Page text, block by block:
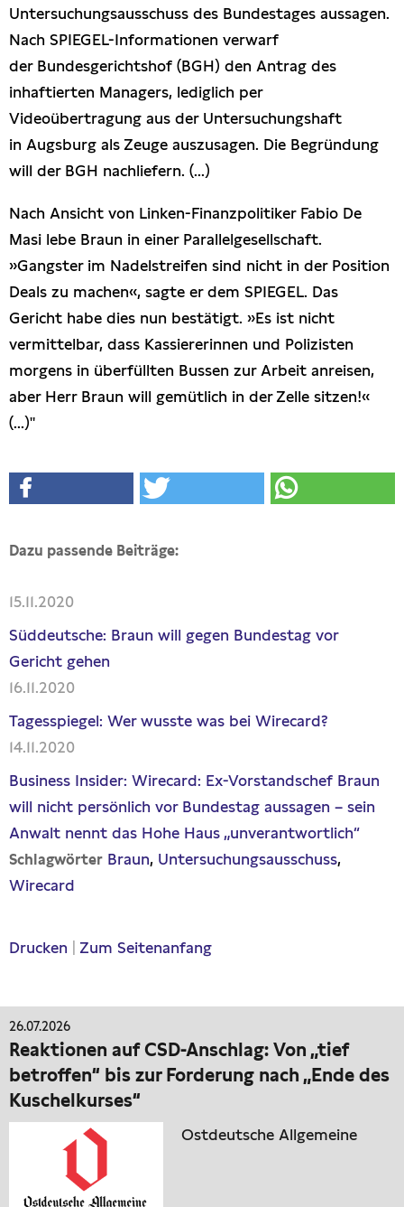
Anfragen (Archivseite)
Untersuchungsausschuss des Bundestages aussagen.
Nach SPIEGEL-Informationen verwarf
der Bundesgerichtshof (BGH) den Antrag des
inhaftierten Managers, lediglich per
Videoübertragung aus der Untersuchungshaft
in Augsburg als Zeuge auszusagen. Die Begründung
will der BGH nachliefern. (...)
Nach Ansicht von Linken-Finanzpolitiker Fabio De
Masi lebe Braun in einer Parallelgesellschaft.
»Gangster im Nadelstreifen sind nicht in der Position
Deals zu machen«, sagte er dem SPIEGEL. Das
Gericht habe dies nun bestätigt. »Es ist nicht
vermittelbar, dass Kassiererinnen und Polizisten
morgens in überfüllten Bussen zur Arbeit anreisen,
aber Herr Braun will gemütlich in der Zelle sitzen!«
(...)"
Dazu passende Beiträge:
15.11.2020
Süddeutsche: Braun will gegen Bundestag vor
Gericht gehen
16.11.2020
Tagesspiegel: Wer wusste was bei Wirecard?
14.11.2020
Business Insider: Wirecard: Ex-Vorstandschef Braun
will nicht persönlich vor Bundestag aussagen – sein
Anwalt nennt das Hohe Haus „unverantwortlich“
Schlagwörter Braun Untersuchungsausschuss
Wirecard
Drucken Zum Seitenanfang
26.07.2026
Reaktionen auf CSD-Anschlag: Von „tief
betroffen“ bis zur Forderung nach „Ende des
Kuschelkurses“
Ostdeutsche Allgemeine